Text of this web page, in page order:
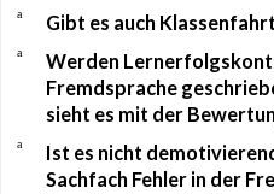
a Gibt es auch
a
Werden
Fremdsprache
sieht es mit der
a
Ist es nicht
Sachfach Fehler in der